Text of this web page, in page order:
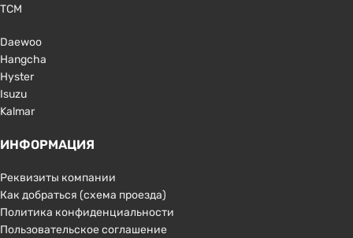
TCM
Daewoo
Hangcha
Hyster
Isuzu
Kalmar
ИНФОРМАЦИЯ
Реквизиты компании
Как добраться (схема проезда)
Политика конфиденциальности
Пользовательское соглашение